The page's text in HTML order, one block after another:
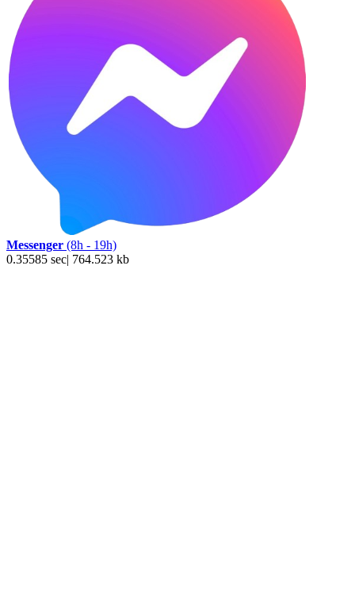
Messenger (8h - 19h)
0.35585 sec| 764.523 kb